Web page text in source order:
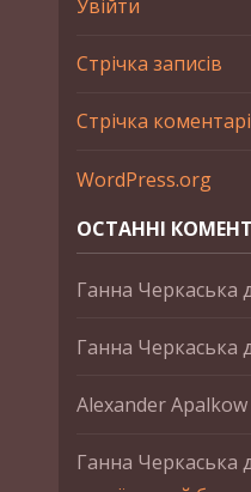
Увійти
Стрічка записів
Стрічка
WordPress.org
ОСТАННІ
Ганна Черкаська
Ганна Черкаська
Alexander Apalkow
Ганна Черкаська